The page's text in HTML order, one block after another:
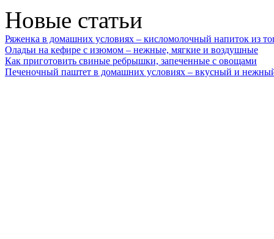
Новые статьи
Ряженка в домашних условиях – кисломолочный напиток из
Оладьи на кефире с изюмом – нежные, мягкие и воздушные
Как приготовить свиные ребрышки, запеченные с овощами
Печеночный паштет в домашних условиях – вкусный и